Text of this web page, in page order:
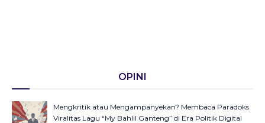
OPINI
Mengkritik atau Mengampanyekan? Membaca Paradoks
Viralitas Lagu “My Bahlil Ganteng” di Era Politik Digital